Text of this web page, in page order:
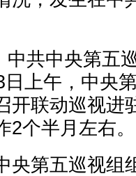
共中央第五
上午，中央
开联动巡视进
个半月左右。
第五巡视组